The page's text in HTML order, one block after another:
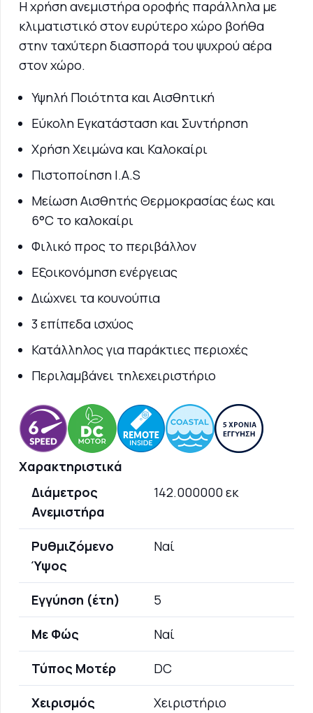
Η χρήση ανεμιστήρα οροφής παράλληλα με
κλιματιστικό στον ευρύτερο χώρο βοήθα
στην ταχύτερη διασπορά του ψυχρού αέρα
στον χώρο.
Υψηλή Ποιότητα και Αισθητική
Εύκολη Εγκατάσταση και Συντήρηση
Χρήση Χειμώνα και Καλοκαίρι
Πιστοποίηση I.A.S
Μείωση Αισθητής Θερμοκρασίας έως και
6°C το καλοκαίρι
Φιλικό προς το περιβάλλον
Εξοικονόμηση ενέργειας
Διώχνει τα κουνούπια
3 επίπεδα ισχύος
Κατάλληλος για παράκτιες περιοχές
Περιλαμβάνει τηλεχειριστήριο
Χαρακτηριστικά
Διάμετρος
Ανεμιστήρα
142.000000 εκ
Ρυθμιζόμενο
Ύψος
Ναί
Εγγύηση (έτη) 5
Με Φώς Ναί
Τύπος Μοτέρ DC
Χειρισμός
Χειριστήριο